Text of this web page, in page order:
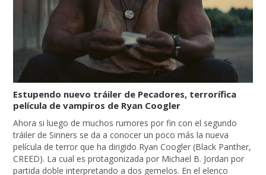
Estupendo nuevo tráiler de Pecadores, terrorífica
película de vampiros de Ryan Coogler
Ahora si luego de muchos rumores por fin con el segundo
tráiler de Sinners se da a conocer un poco más la nueva
película de terror que ha dirigido Ryan Coogler (Black Panther,
CREED). La cual es protagonizada por Michael B. Jordan por
partida doble interpretando a dos gemelos. En el elenco